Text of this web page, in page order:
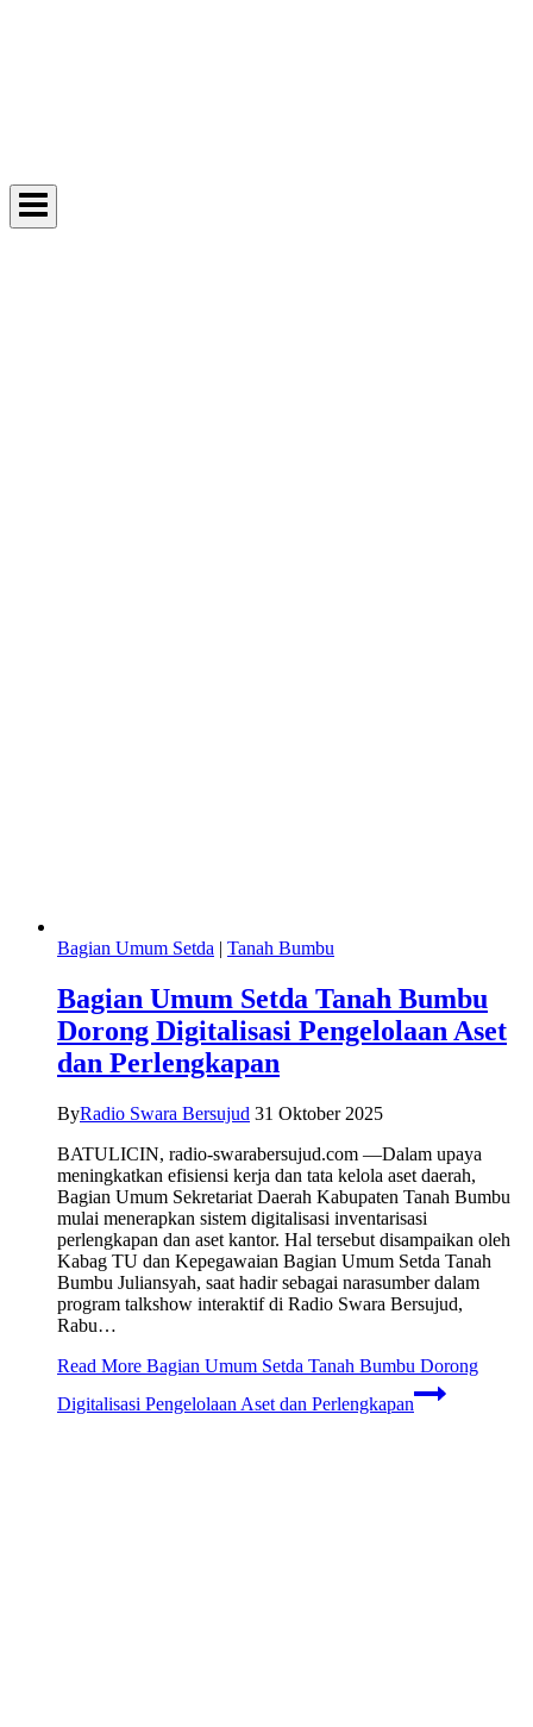
Bagian Umum Setda | Tanah Bumbu
Bagian Umum Setda Tanah Bumbu
Dorong Digitalisasi Pengelolaan Aset
dan Perlengkapan
ByRadio Swara Bersujud 31 Oktober 2025
BATULICIN, radio-swarabersujud.com —Dalam upaya
meningkatkan efisiensi kerja dan tata kelola aset daerah,
Bagian Umum Sekretariat Daerah Kabupaten Tanah Bumbu
mulai menerapkan sistem digitalisasi inventarisasi
perlengkapan dan aset kantor. Hal tersebut disampaikan oleh
Kabag TU dan Kepegawaian Bagian Umum Setda Tanah
Bumbu Juliansyah, saat hadir sebagai narasumber dalam
program talkshow interaktif di Radio Swara Bersujud,
Rabu…
Read More Bagian Umum Setda Tanah Bumbu Dorong
Digitalisasi Pengelolaan Aset dan Perlengkapan